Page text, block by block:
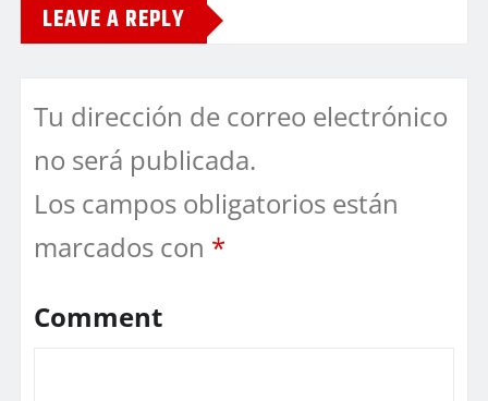
LEAVE A REPLY
Tu dirección de correo electrónico
no será publicada.
Los campos obligatorios están
marcados con *
Comment